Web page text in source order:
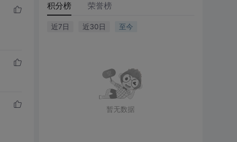
积分榜 荣誉榜
近7日 近30日 至今
暂无数据